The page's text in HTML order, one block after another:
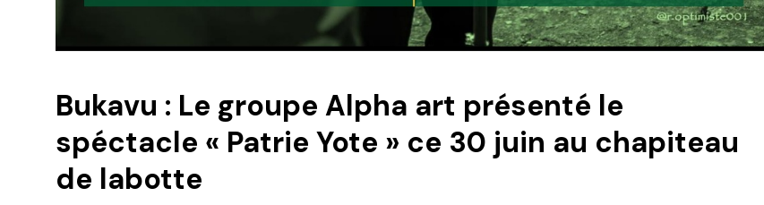
Bukavu : Le groupe Alpha art présenté le
spéctacle « Patrie Yote » ce 30 juin au chapiteau
de labotte